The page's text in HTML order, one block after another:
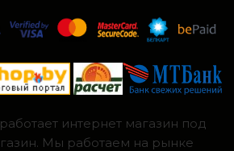
интернет магазин под
Мы работаем на рынке